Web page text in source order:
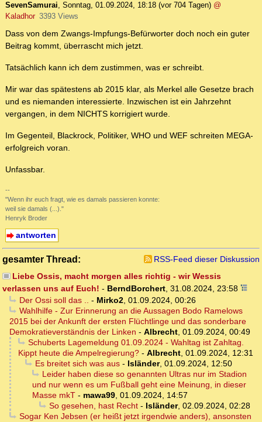
SevenSamurai, Sonntag, 01.09.2024, 18:18 (vor 704 Tagen) @
Kaladhor 3393 Views
Dass von dem Zwangs-Impfungs-Befürworter doch noch ein guter
Beitrag kommt, überrascht mich jetzt.
Tatsächlich kann ich dem zustimmen, was er schreibt.
Mir war das spätestens ab 2015 klar, als Merkel alle Gesetze brach
und es niemanden interessierte. Inzwischen ist ein Jahrzehnt
vergangen, in dem NICHTS korrigiert wurde.
Im Gegenteil, Blackrock, Politiker, WHO und WEF schreiten MEGA-
erfolgreich voran.
Unfassbar.
--
"Wenn ihr euch fragt, wie es damals passieren konnte:
weil sie damals (...)."
Henryk Broder
antworten
gesamter Thread:
RSS-Feed dieser Diskussion
Liebe Ossis, macht morgen alles richtig - wir Wessis
verlassen uns auf Euch! - BerndBorchert, 31.08.2024, 23:58
Der Ossi soll das .. - Mirko2, 01.09.2024, 00:26
Wahlhilfe - Zur Erinnerung an die Aussagen Bodo Ramelows
2015 bei der Ankunft der ersten Flüchtlinge und das sonderbare
Demokratieverständnis der Linken - Albrecht, 01.09.2024, 00:49
Schuberts Lagemeldung 01.09.2024 - Wahltag ist Zahltag.
Kippt heute die Ampelregierung? - Albrecht, 01.09.2024, 12:31
Es breitet sich was aus- Isländer, 01.09.2024, 12:50
Leider haben diese so genannten Ultras nur im Stadion
und nur wenn es um Fußball geht eine Meinung, in dieser
Masse mkT - mawa99, 01.09.2024, 14:57
So gesehen, hast Recht- Isländer, 02.09.2024, 02:28
Sogar Ken Jebsen (er heißt jetzt irgendwie anders), ansonsten